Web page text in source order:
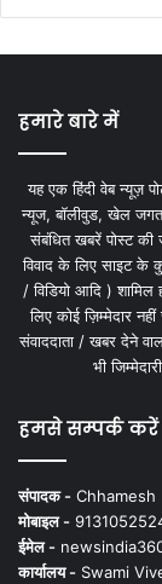
हमारे बारे में
यह एक हिंदी वेब न्यूज़
न्यूज, बॉलीवुड, खेल
संबंधित खबरें पोस्ट
विवाद के लिए साइट के
/ विडियो आदि )
लिए कोई ज़िम्मेदार
संवाददाता / खबर देने
भी
हमसे सम्पर्क करें
संपादक - Chhamesh
मोबाइल -
ईमेल -
कार्यालय - Swami